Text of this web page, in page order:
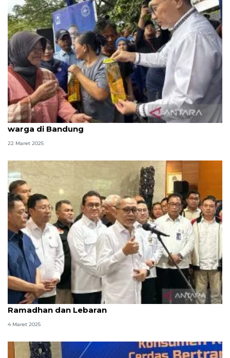
Menko Zulhas bagikan MinyaKita gratis ke 1.500
warga di Bandung
22 Maret 2025
Zulhas pastikan stok ayam dan telur aman untuk
Ramadhan dan Lebaran
4 Maret 2025